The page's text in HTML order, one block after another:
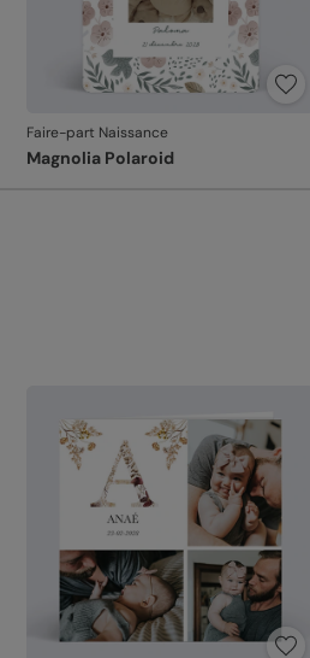
La qualité guide nos choix au
l'impression à l'expédition, chaque
Des couleurs fidèles et des
rendu à la hauteur de votre
Façonné avec soin
: chaque
et assemblée avec précision.
Emballage renforcé
: vos
que vous avez validée (texte,
produit ne pourra pas être repris.
Faire-part Naissance
Magnolia Polaroid